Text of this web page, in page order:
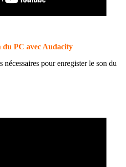
du PC avec Audacity
nécessaires pour enregister le son du